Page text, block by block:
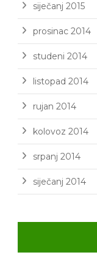
siječanj 2015
prosinac 2014
studeni 2014
listopad 2014
rujan 2014
kolovoz 2014
srpanj 2014
siječanj 2014